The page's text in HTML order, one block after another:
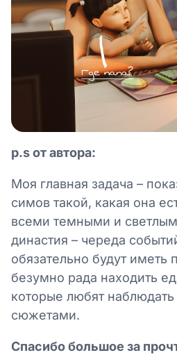
p.s от автора:
Моя главная задача –
симов такой, какая она
всеми темными и
династия – череда
обязательно будут иметь
безумно рада находить
которые любят наблюдать
сюжетами.
Спасибо большое за